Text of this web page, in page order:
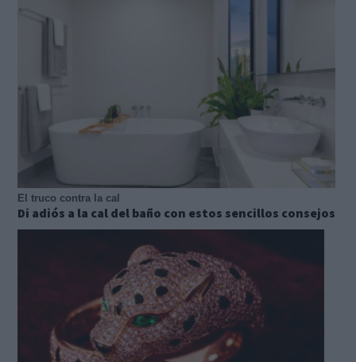
El truco contra la cal
Di adiós a la cal del baño con estos sencillos consejos